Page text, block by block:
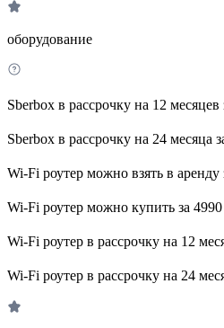
оборудование
Sberbox в рассрочку на 12 месяцев
Sberbox в рассрочку на 24 месяца
Wi-Fi роутер можно взять в аренду
Wi-Fi роутер можно купить за
Wi-Fi роутер в рассрочку на 12
Wi-Fi роутер в рассрочку на 24